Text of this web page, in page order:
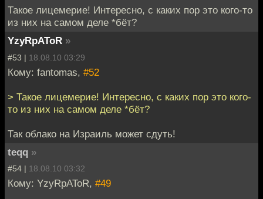
Такое лицемерие! Интересно, с каких пор это кого-то
из них на самом деле *бёт?
YzyRpAToR »
#53 | 18.08.10 03:29
Кому: fantomas, #52
> Такое лицемерие! Интересно, с каких пор это кого-
то из них на самом деле *бёт?
Так облако на Израиль может сдуть!
teqq »
#54 | 18.08.10 03:32
Кому: YzyRpAToR, #49